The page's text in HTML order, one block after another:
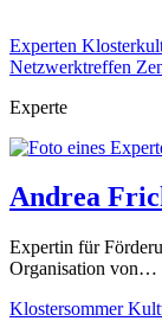
Experten
Netzwerktreffen
Experte
Andrea
Expertin für
Organisation von…
Klostersommer